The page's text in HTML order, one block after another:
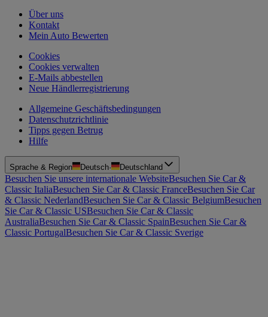
Über uns
Kontakt
Mein Auto Bewerten
Cookies
Cookies verwalten
E-Mails abbestellen
Neue Händlerregistrierung
Allgemeine Geschäftsbedingungen
Datenschutzrichtlinie
Tipps gegen Betrug
Hilfe
Sprache & Region Deutsch· Deutschland
Besuchen Sie unsere internationale WebsiteBesuchen Sie Car &
Classic ItaliaBesuchen Sie Car & Classic FranceBesuchen Sie Car
& Classic NederlandBesuchen Sie Car & Classic BelgiumBesuchen
Sie Car & Classic USBesuchen Sie Car & Classic
AustraliaBesuchen Sie Car & Classic SpainBesuchen Sie Car &
Classic PortugalBesuchen Sie Car & Classic Sverige